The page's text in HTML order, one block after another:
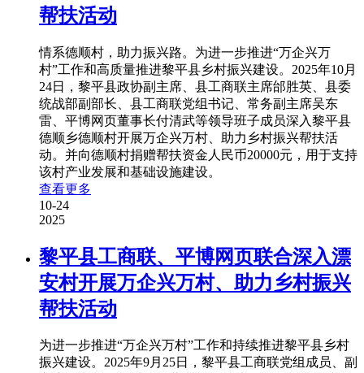
帮扶活动
情系德顺村，助力振兴路。为进一步推进“万企兴万
村”工作和高质量推进黎平县乡村振兴建设。2025年10月
24日，黎平县政协副主席、县工商联主席邰胜英、县委
统战部副部长、县工商联党组书记、常务副主席吴东
雷、平博网页董事长付清武等领导班子成员深入黎平县
德顺乡德顺村开展万企兴万村、助力乡村振兴帮扶活
动。并向德顺村捐赠帮扶资金人民币20000元，用于支持
该村产业发展和基础设施建设。
查看更多
10-24
2025
黎平县工商联、平博网页联合深入漂
安村开展万企兴万村、助力乡村振兴
帮扶活动
为进一步推进“万企兴万村”工作和持续推进黎平县乡村
振兴建设。2025年9月25日，黎平县工商联党组成员、副